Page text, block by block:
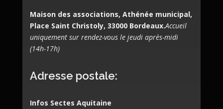
Maison des associations, Athénée municipal,
Place Saint Christoly, 33000 Bordeaux.Accueil
uniquement sur rendez-vous le jeudi après-midi
(14h-17h)
Adresse postale:
Infos Sectes Aquitaine